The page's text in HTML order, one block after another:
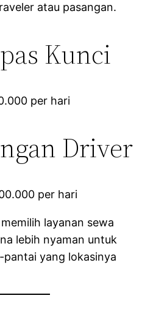
atau pasangan.
Kunci
per hari
Driver
per hari
layanan sewa
lebih nyaman untuk
yang lokasinya